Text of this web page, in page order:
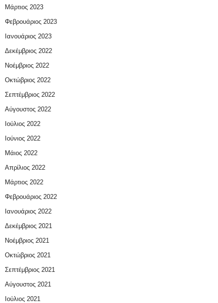
Μάρτιος 2023
Φεβρουάριος 2023
Ιανουάριος 2023
Δεκέμβριος 2022
Νοέμβριος 2022
Οκτώβριος 2022
Σεπτέμβριος 2022
Αύγουστος 2022
Ιούλιος 2022
Ιούνιος 2022
Μάιος 2022
Απρίλιος 2022
Μάρτιος 2022
Φεβρουάριος 2022
Ιανουάριος 2022
Δεκέμβριος 2021
Νοέμβριος 2021
Οκτώβριος 2021
Σεπτέμβριος 2021
Αύγουστος 2021
Ιούλιος 2021